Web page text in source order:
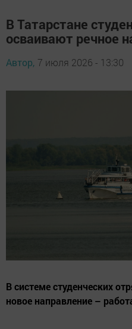
В Татарстане
осваивают речное
Автор, 7 июля 2026 - 13:30
В системе студенческих
новое направление –